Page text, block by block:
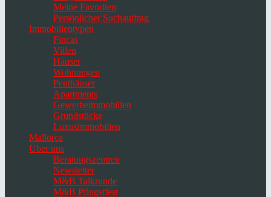
Meine Favoriten
Persönlicher Suchauftrag
Immobilientypen
Fincas
Villen
Häuser
Wohnungen
Penthäuser
Apartments
Gewerbeimmobilien
Grundstücke
Luxusimmobilien
Mallorca
Über uns
Beratungszentren
Newsletter
M&B Talkrunde
M&B Pfingstfest